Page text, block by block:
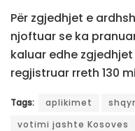
Për zgjedhjet e
njoftuar se ka
kaluar edhe zgjedhjet
regjistruar rreth 130
Tags: aplikimet
votimi jashte Kosoves